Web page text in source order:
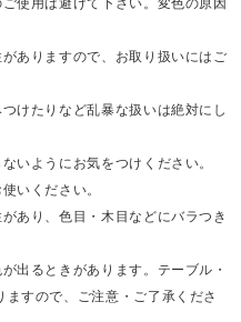
ありますので、お取り扱いにはご
けたりなど乱暴な扱いは絶対にし
いようにお気をつけください。
いください。
あり、色目・木目などにバラつき
出るときがあります。テーブル・
すので、ご注意・ご了承くださ